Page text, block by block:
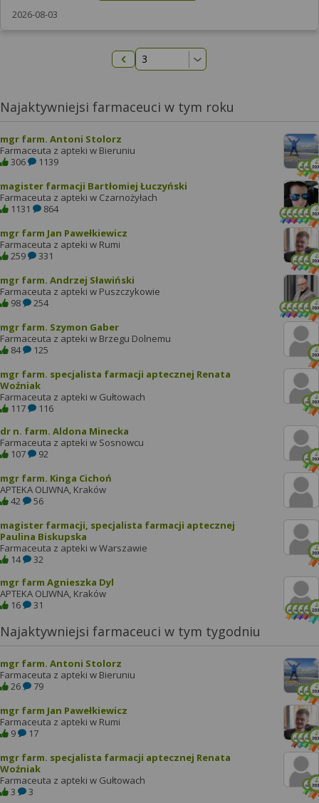
2026-08-03
Poprzednia strona
Najaktywniejsi farmaceuci w tym roku
mgr farm. Antoni Stolorz
Farmaceuta z apteki w Bieruniu
306
1139
magister farmacji Bartłomiej Łuczyński
Farmaceuta z apteki w Czarnożyłach
1131
864
mgr farm Jan Pawełkiewicz
Farmaceuta z apteki w Rumi
259
331
mgr farm. Andrzej Sławiński
Farmaceuta z apteki w Puszczykowie
98
254
mgr farm. Szymon Gaber
Farmaceuta z apteki w Brzegu Dolnemu
84
125
mgr farm. specjalista farmacji aptecznej Renata
Woźniak
Farmaceuta z apteki w Gułtowach
117
116
dr n. farm. Aldona Minecka
Farmaceuta z apteki w Sosnowcu
107
92
mgr farm. Kinga Cichoń
APTEKA OLIWNA, Kraków
42
56
magister farmacji, specjalista farmacji aptecznej
Paulina Biskupska
Farmaceuta z apteki w Warszawie
14
32
mgr farm Agnieszka Dyl
APTEKA OLIWNA, Kraków
16
31
Najaktywniejsi farmaceuci w tym tygodniu
mgr farm. Antoni Stolorz
Farmaceuta z apteki w Bieruniu
26
79
mgr farm Jan Pawełkiewicz
Farmaceuta z apteki w Rumi
9
17
mgr farm. specjalista farmacji aptecznej Renata
Woźniak
Farmaceuta z apteki w Gułtowach
3
3